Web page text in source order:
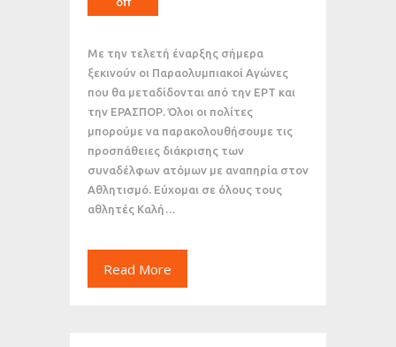
Με την τελετή έναρξης σήμερα
ξεκινούν οι Παραολυμπιακοί Αγώνες
που θα μεταδίδονται από την ΕΡΤ και
την ΕΡΑΣΠΟΡ. Όλοι οι πολίτες
μπορούμε να παρακολουθήσουμε τις
προσπάθειες διάκρισης των
συναδέλφων ατόμων με αναπηρία στον
Αθλητισμό. Εύχομαι σε όλους τους
αθλητές Καλή…
Read More